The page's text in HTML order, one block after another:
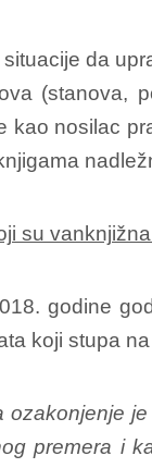
da
(stanova,
kao nosilac
su
godine
koji stupa
ozakonjenje
premera i